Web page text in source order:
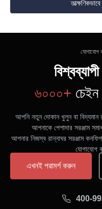
যোগাযোগ
চেইন
আপনি নতুন দোকান খুলুন বা
আপনাকে পেশাদার সরঞ্জাম
আপনার নিজস্ব রান্নাঘর সরঞ্জাম
যোগাযোগ
এখনই পরামর্শ করুন
400-
৬০০০+